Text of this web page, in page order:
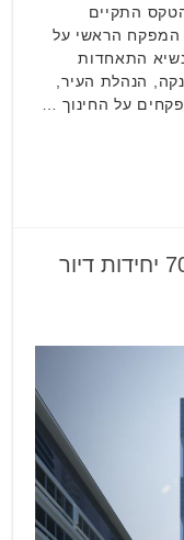
התקיים
המפקח הראשי על
נשיא התאחדות
הנהלת העיר,
על החינוך …
התחדשות עירונית בבת ים: 700 יחידות דיור